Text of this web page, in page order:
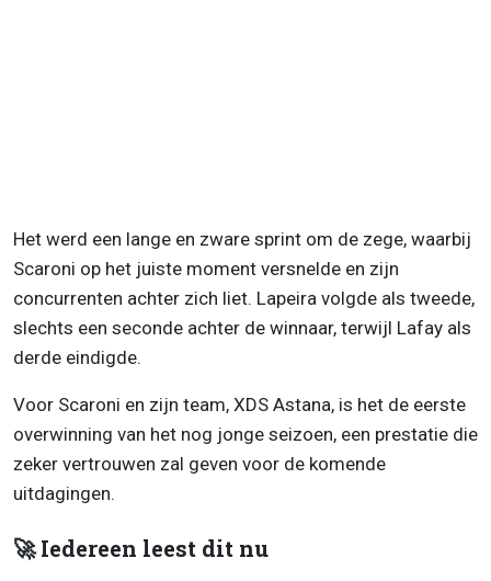
Het werd een lange en zware sprint om de zege, waarbij
Scaroni op het juiste moment versnelde en zijn
concurrenten achter zich liet. Lapeira volgde als tweede,
slechts een seconde achter de winnaar, terwijl Lafay als
derde eindigde.
Voor Scaroni en zijn team, XDS Astana, is het de eerste
overwinning van het nog jonge seizoen, een prestatie die
zeker vertrouwen zal geven voor de komende
uitdagingen.
🚀 Iedereen leest dit nu